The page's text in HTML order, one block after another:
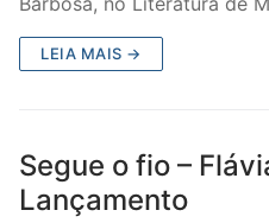
LEIA MAIS →
Segue o fio –
Lançamento